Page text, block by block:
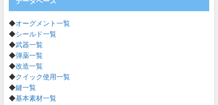
◆オーグメント一覧
◆シールド一覧
◆武器一覧
◆弾薬一覧
◆改造一覧
◆クイック使用一覧
◆鍵一覧
◆基本素材一覧